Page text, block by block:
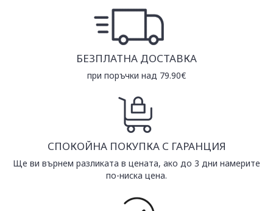
БЕЗПЛАТНА ДОСТАВКА
при поръчки над 79.90€
СПОКОЙНА ПОКУПКА С ГАРАНЦИЯ
Ще ви върнем разликата в цената, ако до 3 дни намерите
по-ниска цена.